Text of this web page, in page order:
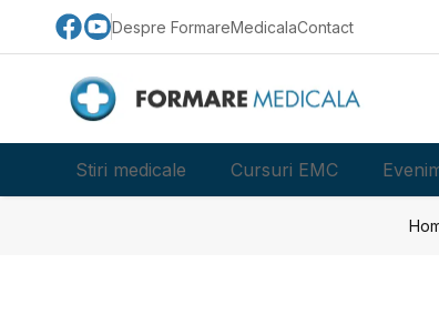
Despre FormareMedicalaContact
Stiri medicale Cursuri EMC